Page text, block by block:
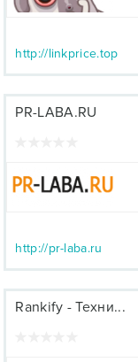
http://linkprice.top
PR-LABA.RU
http://pr-laba.ru
Rankify - Техни...